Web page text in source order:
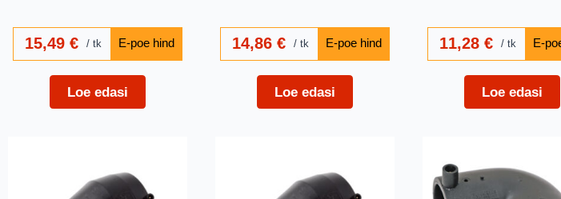
15,49 € tk
Loe edasi
14,86 € tk
Loe edasi
11,28 € tk
Loe edasi